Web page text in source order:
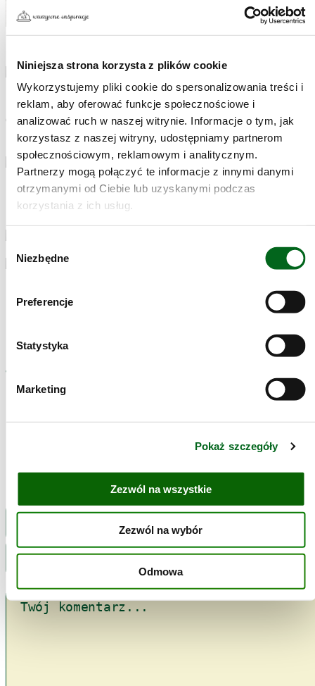
Niniejsza strona korzysta z plików cookie
Wykorzystujemy pliki cookie do spersonalizowania treści i
reklam, aby oferować funkcje społecznościowe i
analizować ruch w naszej witrynie. Informacje o tym, jak
korzystasz z naszej witryny, udostępniamy partnerom
społecznościowym, reklamowym i analitycznym.
Partnerzy mogą połączyć te informacje z innymi danymi
otrzymanymi od Ciebie lub uzyskanymi podczas
korzystania z ich usług.
Wybór
zgody
Niezbędne
Preferencje
Statystyka
Marketing
Pokaż szczegóły
Zezwól na wszystkie
Zezwól na wybór
Odmowa
Bonduelle
Tak smakuje dobro
3
Do kurczaka dodajemy ugotowaną kaszę, poszarpaną bazylię
oraz śmietankę. Mieszamy i doprawiamy do smaku solą i
pieprzem.
4
Kaszę z kurczakiem wykładamy do naczynia żaroodpornego.
Posypujemy startym serem i zapiekamy 20 minut w 190℃.
Tagi: